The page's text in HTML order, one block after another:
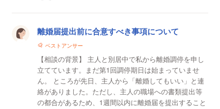
離婚届提出前に合意すべき事項について
ベストアンサー
【相談の背景】 主人と別居中で私から離婚調停を申し
立てています。まだ第1回調停期日は始まっていませ
ん。 ところが先日、主人から「離婚してもいい」と連
絡がありました。ただし、主人の職場への書類提出等
の都合があるため、1週間以内に離婚届を提出すること